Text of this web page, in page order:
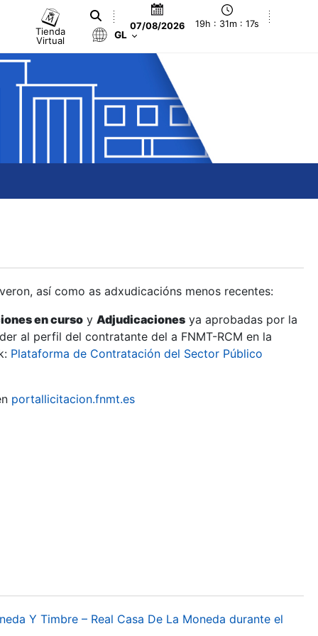
Tienda
Virtual
07/08/2026 19h : 31m : 18s
GL
así como as adxudicacións menos recentes:
en curso y Adjudicaciones ya aprobadas por la
al perfil del contratante del a FNMT-RCM en la
Plataforma de Contratación del Sector Público
portallicitacion.fnmt.es
Y Timbre – Real Casa De La Moneda durante el